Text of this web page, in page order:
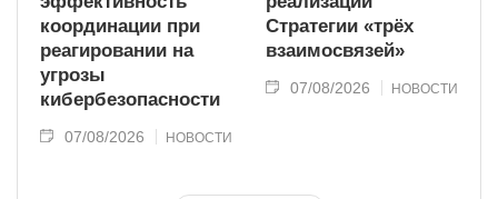
координации при
реагировании на
угрозы
кибербезопасности
07/08/2026 НОВОСТИ
Стратегии «трёх
взаимосвязей»
07/08/2026 НОВОСТИ